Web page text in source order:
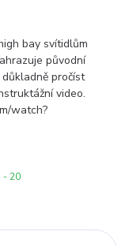
bay svítidlům
původní
pročíst
video.
watch?
- 20